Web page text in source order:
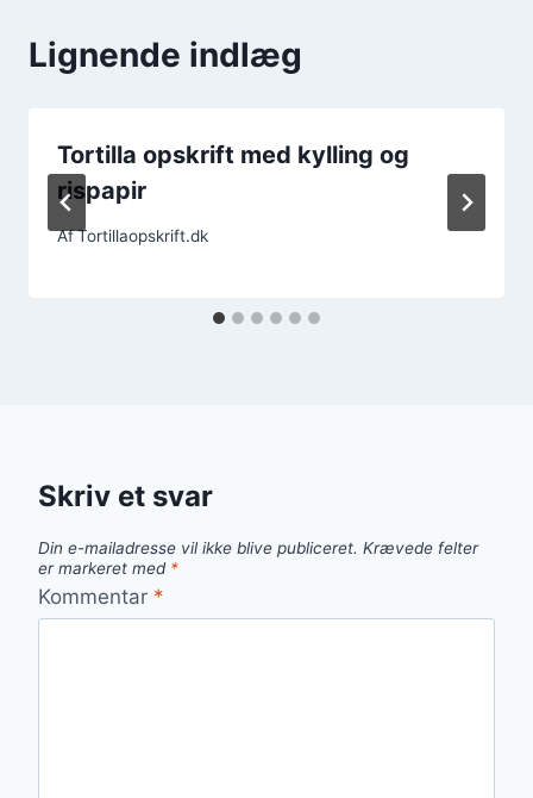
Lignende indlæg
Tortilla opskrift med kylling og
rispapir
AfTortillaopskrift.dk
Skriv et svar
Din e-mailadresse vil ikke blive publiceret. Krævede felter
er markeret med *
Kommentar *